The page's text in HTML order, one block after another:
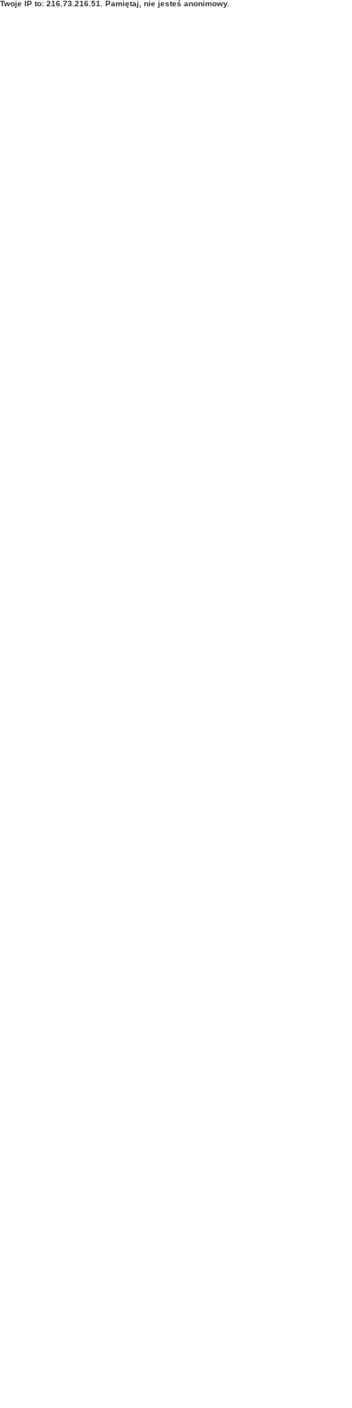
Twoje IP to: 216.73.216.51. Pamiętaj, nie jesteś anonimowy.